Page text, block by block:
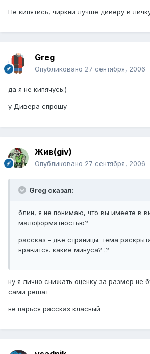
Не кипятись, чиркни лучше диверу в
Greg
Опубликовано 27 сентября, 2006
да я не кипячусь:)
у Дивера спрошу
Жив(giv)
Опубликовано 27 сентября, 2006
Greg сказал:
блин, я не понимаю, что вы имеете в
малоформатностью?
рассказ - две страницы. тема
нравится. какие минуса? :?
ну я лично снижать оценку за размер не
сами решат
не парься рассказ класный